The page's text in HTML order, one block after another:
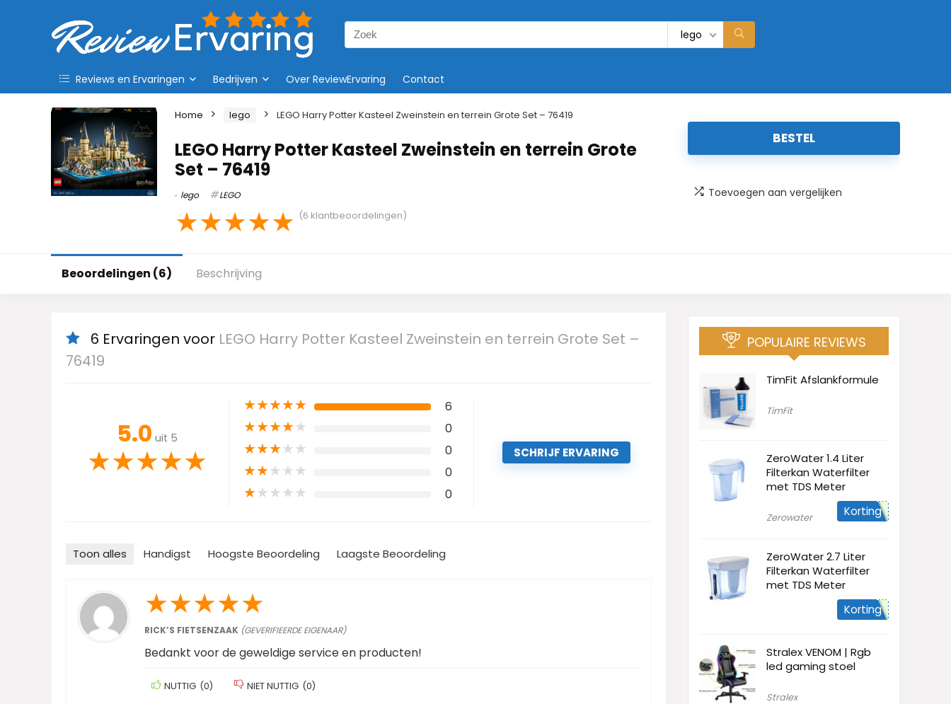
Search
for:
lego
Reviews en Ervaringen Bedrijven Over ReviewErvaring Contact
Home lego LEGO Harry Potter Kasteel Zweinstein en terrein Grote Set – 76419
LEGO Harry Potter Kasteel Zweinstein en terrein Grote
Set – 76419
lego LEGO
★★★★★ (6 klantbeoordelingen)
BESTEL
Toevoegen aan vergelijken
Beoordelingen (6) Beschrijving
6 Ervaringen voor LEGO Harry Potter Kasteel Zweinstein en terrein Grote Set –
76419
5.0 uit 5
★★★★★
★★★★★ 6
★★★★★ 0
★★★★★ 0
★★★★★ 0
★★★★★ 0
SCHRIJF ERVARING
Toon alles Handigst Hoogste Beoordeling Laagste Beoordeling
★★★★★
RICK’S FIETSENZAAK (GEVERIFIEERDE EIGENAAR)
Bedankt voor de geweldige service en producten!
NUTTIG (0) NIET NUTTIG (0)
POPULAIRE REVIEWS
TimFit Afslankformule
TimFit
ZeroWater 1.4 Liter
Filterkan Waterfilter
met TDS Meter
Zerowater Korting
ZeroWater 2.7 Liter
Filterkan Waterfilter
met TDS Meter
Korting
Stralex VENOM | Rgb
led gaming stoel
Stralex